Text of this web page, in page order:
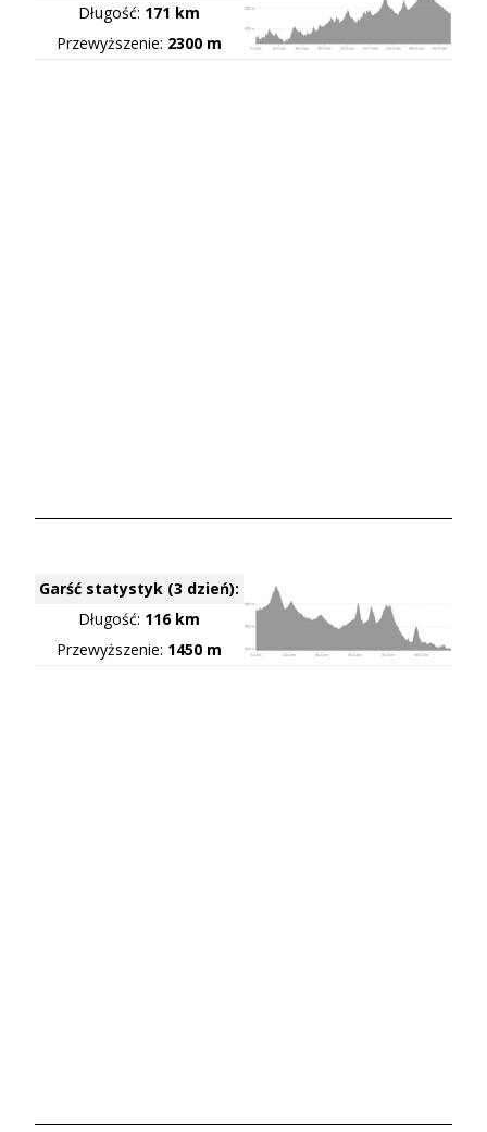
Długość: 171 km
Przewyższenie: 2300 m
Garść statystyk (3 dzień):
Długość: 116 km
Przewyższenie: 1450 m